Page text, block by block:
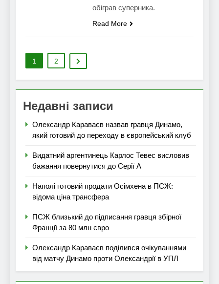
обіграв суперника.
Read More
1 2
Недавні записи
Олександр Караваєв назвав гравця Динамо,
який готовий до переходу в європейський клуб
Видатний аргентинець Карлос Тевес висловив
бажання повернутися до Серії А
Наполі готовий продати Осімхена в ПСЖ:
відома ціна трансфера
ПСЖ близький до підписання гравця збірної
Франції за 80 млн євро
Олександр Караваєв поділився очікуваннями
від матчу Динамо проти Олександрії в УПЛ